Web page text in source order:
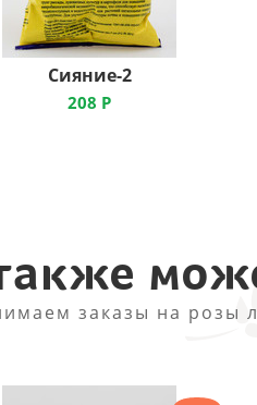
Сияние-2
208 Р
заказы на розы